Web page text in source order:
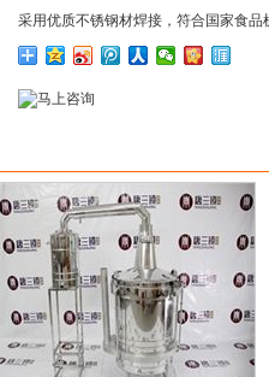
采用优质不锈钢材焊接，符合国家食
长，每天可烧四锅，省工、省时、省燃
白酒爱好者可以自酿自喝或者可以直接